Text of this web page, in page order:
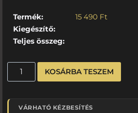
Termék: 15 490 Ft
Kiegészítő:
Teljes összeg:
KOSÁRBA TESZEM
VÁRHATÓ KÉZBESÍTÉS